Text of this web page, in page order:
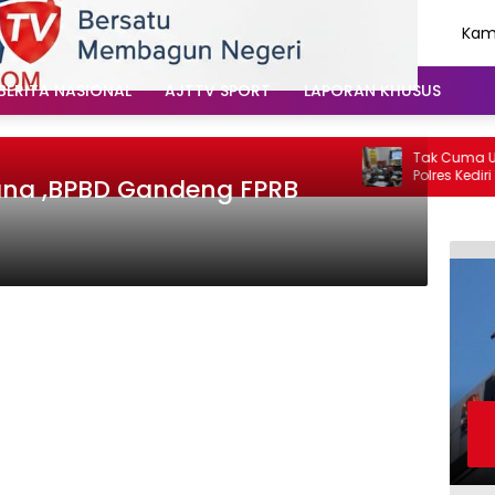
NASIONAL AJTTV SPORT LAPORAN KHUSUS
Tak Cuma
Polres Kediri
Soal Hoaks
,BPBD Gandeng FPRB